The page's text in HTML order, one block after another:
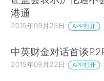
港通
2015年09月25日 APP打开
中英财金对话首谈
2015年09月22日 APP打开